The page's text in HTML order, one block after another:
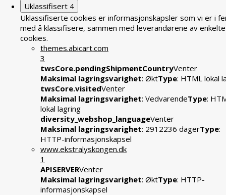
Uklassifisert 4
Uklassifiserte cookies er informasjonskapsler som vi er i
med å klassifisere, sammen med leverandørene av enkelte
cookies.
themes.abicart.com
3
twsCore.pendingShipmentCountryVenter
Maksimal lagringsvarighet: ØktType: HTML lokal
twsCore.visitedVenter
Maksimal lagringsvarighet: VedvarendeType:
lokal lagring
diversity_webshop_languageVenter
Maksimal lagringsvarighet: 2912236 dagerType:
HTTP-informasjonskapsel
www.ekstralyskongen.dk
1
APISERVERVenter
Maksimal lagringsvarighet: ØktType: HTTP-
informasjonskapsel